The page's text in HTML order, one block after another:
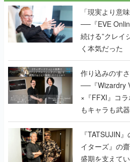
「現実より意
──『EVE
続ける”クレイ
く本気だった
作り込みのす
──『Wizardry
×『FFXI』コ
もキャラも武
で作り込まれ
く
『TATSUJIN
イターズ』の
盛期を支えて